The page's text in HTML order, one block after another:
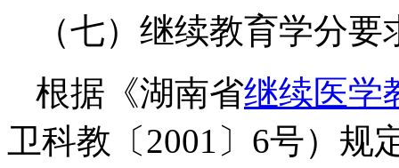
（七）继续教育学分要
根据《湖南省继续医学
卫科教〔2001〕6号）规